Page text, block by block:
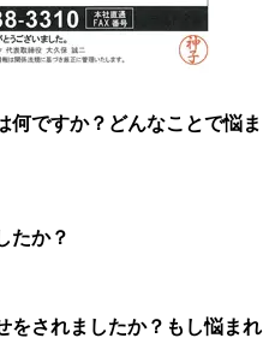
何ですか？どんなことで悩ま
たか？
をされましたか？もし悩まれ